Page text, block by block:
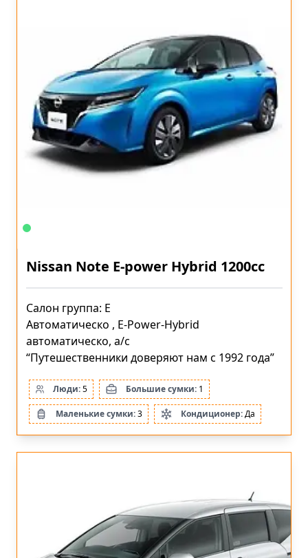
Nissan Note E-power Hybrid 1200cc
Салон группа: E
Автоматическо , E-Power-Hybrid
автоматическо, a/c
“Путешественники доверяют нам с 1992 года”
Люди:5 Большие сумки: 1
Маленькие сумки:3 Кондиционер:Да